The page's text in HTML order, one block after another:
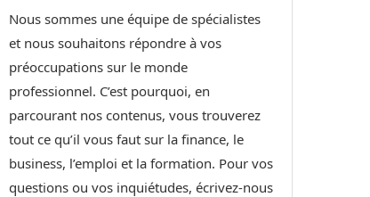
Nous sommes une équipe de spécialistes
et nous souhaitons répondre à vos
préoccupations sur le monde
professionnel. C’est pourquoi, en
parcourant nos contenus, vous trouverez
tout ce qu’il vous faut sur la finance, le
business, l’emploi et la formation. Pour vos
questions ou vos inquiétudes, écrivez-nous